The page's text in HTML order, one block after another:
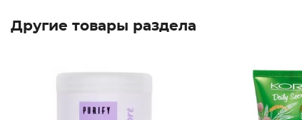
Другие товары раздела